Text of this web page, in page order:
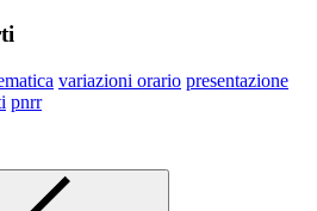
variazioni orario presentazione
pnrr